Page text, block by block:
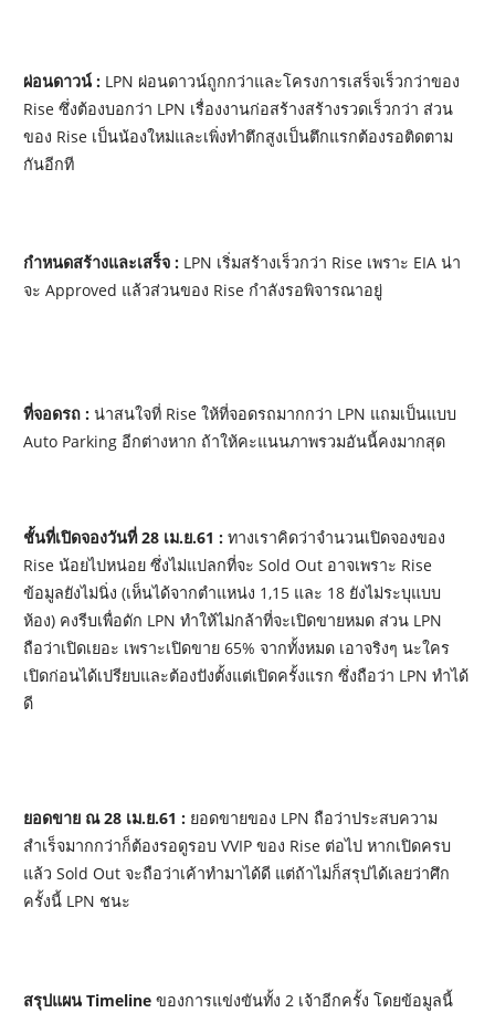
ผ่อนดาวน์ :LPN ผ่อนดาวน์ถูกกว่าและโครงการเสร็จเร็วกว่าของ
Rise ซึ่งต้องบอกว่า LPN เรื่องงานก่อสร้างสร้างรวดเร็วกว่า ส่วน
ของ Rise เป็นน้องใหม่และเพิ่งทำตึกสูงเป็นตึกแรกต้องรอติดตาม
กันอีกที
กำหนดสร้างและเสร็จ : LPN เริ่มสร้างเร็วกว่า Rise เพราะ EIA น่า
จะ Approved แล้วส่วนของ Rise กำลังรอพิจารณาอยู่
ที่จอดรถ :น่าสนใจที่ Rise ให้ที่จอดรถมากกว่า LPN แถมเป็นแบบ
Auto Parking อีกต่างหาก ถ้าให้คะแนนภาพรวมอันนี้คงมากสุด
ชั้นที่เปิดจองวันที่ 28 เม.ย.61 : ทางเราคิดว่าจำนวนเปิดจองของ
Rise น้อยไปหน่อย ซึ่งไม่แปลกที่จะ Sold Out อาจเพราะ Rise
ข้อมูลยังไม่นิ่ง (เห็นได้จากตำแหน่ง 1,15 และ 18 ยังไม่ระบุแบบ
ห้อง) คงรีบเพื่อดัก LPN ทำให้ไม่กล้าที่จะเปิดขายหมด ส่วน LPN
ถือว่าเปิดเยอะ เพราะเปิดขาย 65% จากทั้งหมด เอาจริงๆ นะใคร
เปิดก่อนได้เปรียบและต้องปังตั้งแต่เปิดครั้งแรก ซึ่งถือว่า LPN ทำได้
ดี
ยอดขาย ณ 28 เม.ย.61 : ยอดขายของ LPN ถือว่าประสบความ
สำเร็จมากกว่าก็ต้องรอดูรอบ VVIP ของ Rise ต่อไป หากเปิดครบ
แล้ว Sold Out จะถือว่าเค้าทำมาได้ดี แต่ถ้าไม่ก็สรุปได้เลยว่าศึก
ครั้งนี้ LPN ชนะ
สรุปแผน Timelineของการแข่งขันทั้ง 2 เจ้าอีกครั้ง โดยข้อมูลนี้